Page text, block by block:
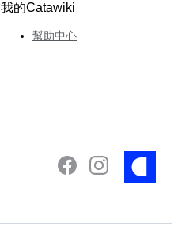
我的Catawiki
幫助中心